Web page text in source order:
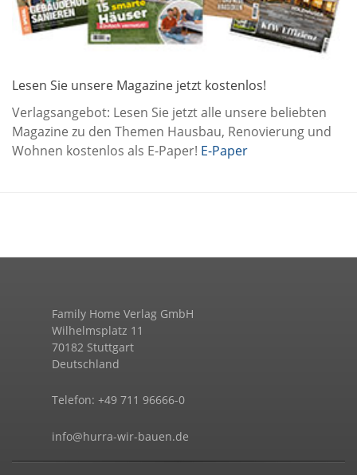
Lesen Sie unsere Magazine jetzt kostenlos!
Verlagsangebot: Lesen Sie jetzt alle unsere beliebten
Magazine zu den Themen Hausbau, Renovierung und
Wohnen kostenlos als E-Paper! E-Paper
Family Home Verlag GmbH
Wilhelmsplatz 11
70182 Stuttgart
Deutschland
Telefon: +49 711 96666-0
info@hurra-wir-bauen.de